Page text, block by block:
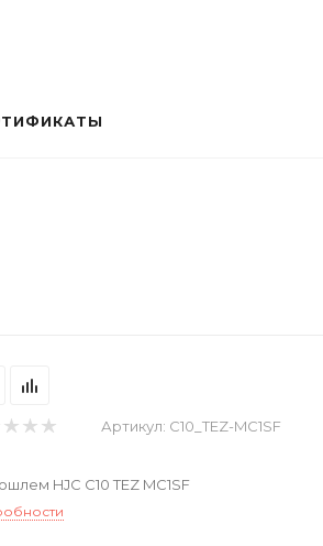
Артикул: C10_TEZ-MC1SF
HJC C10 TEZ MC1SF